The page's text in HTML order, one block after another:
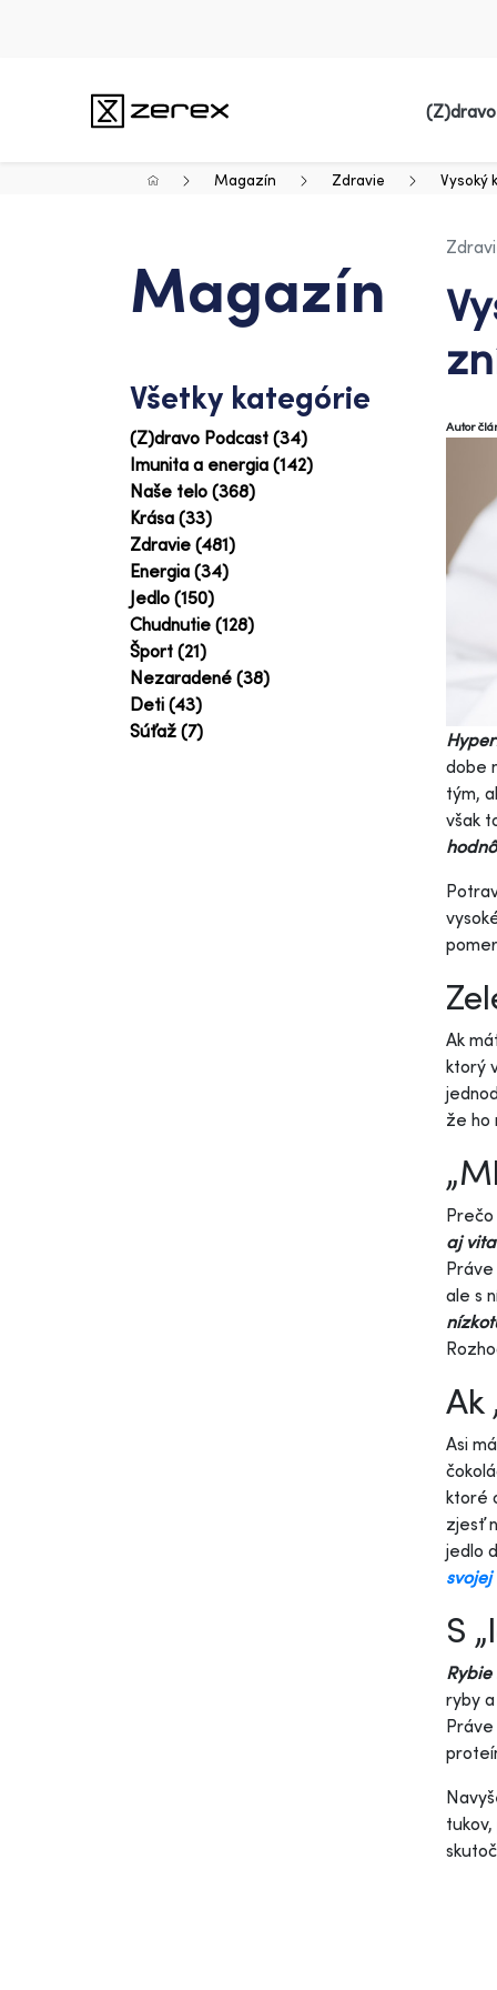
Magazín Zdravie Vysoký
Magazín
Všetky kategórie
(Z)dravo Podcast (34)
Imunita a energia (142)
Naše telo (368)
Krása (33)
Zdravie (481)
Energia (34)
Jedlo (150)
Chudnutie (128)
Šport (21)
Nezaradené (38)
Deti (43)
Súťaž (7)
Autor
dobe
tým,
však
Ak
ktorý
že ho
aj
Práve
ale s
Ak
Asi
ktoré
zjesť
jedlo
svojej
S
Rybie
ryby
Práve